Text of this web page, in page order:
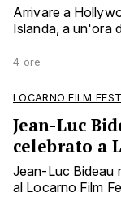
Arrivare a
Islanda, a un'ora
4 ore
LOCARNO FILM
Jean-Luc
celebrato a
Jean-Luc Bideau
al Locarno Film